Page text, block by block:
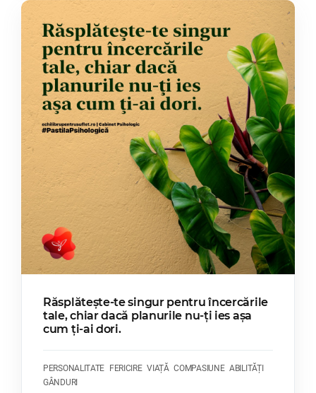
Răsplătește-te singur pentru încercările
tale, chiar dacă planurile nu-ți ies așa
cum ți-ai dori.
PERSONALITATE FERICIRE VIAȚĂ COMPASIUNE ABILITĂȚI
GÂNDURI